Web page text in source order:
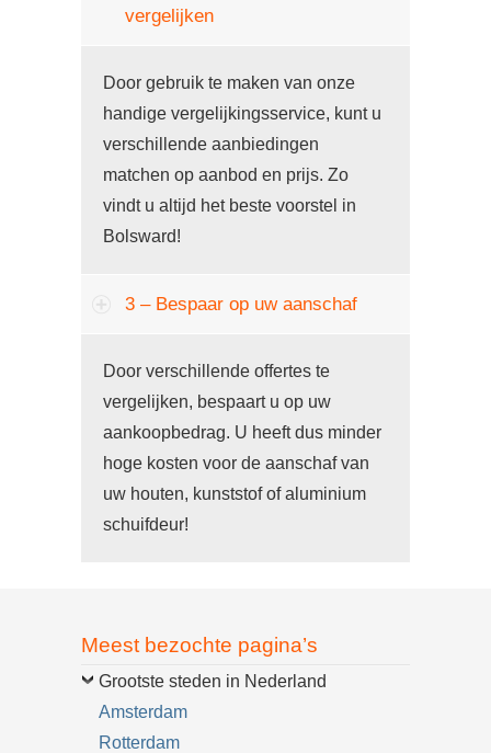
vergelijken
Door gebruik te maken van onze
handige vergelijkingsservice, kunt u
verschillende aanbiedingen
matchen op aanbod en prijs. Zo
vindt u altijd het beste voorstel in
Bolsward!
3 – Bespaar op uw aanschaf
Door verschillende offertes te
vergelijken, bespaart u op uw
aankoopbedrag. U heeft dus minder
hoge kosten voor de aanschaf van
uw houten, kunststof of aluminium
schuifdeur!
Meest bezochte pagina’s
Grootste steden in Nederland
Amsterdam
Rotterdam